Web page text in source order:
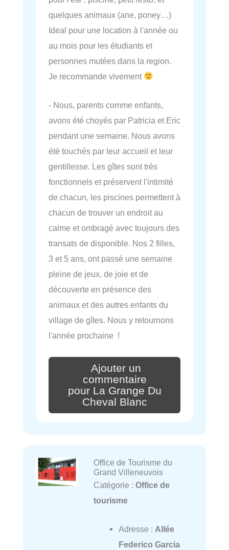
quelques animaux (ane, poney…)
Ideal pour une location à l'année ou
au mois pour les étudiants et
personnes mutées dans la region.
Je recommande vivement
- Nous, parents comme enfants,
avons été choyés par Patricia et Eric
pendant une semaine. Nous avons
été touchés par leur accueil et leur
gentillesse. Les gîtes sont très
fonctionnels et préservent l'intimité
de chacun, les piscines permettent à
chacun de trouver un endroit au
calme et ombragé avec toujours des
transats de disponible. Nos 2 filles,
3 et 5 ans, ont passé une semaine
pleine de jeux, de joie et de
découverte en présence des
animaux et des autres enfants du
village de gîtes. Nous y retournons
l'année prochaine !
Ajouter un
commentaire
pour La Grange Du
Cheval Blanc
Office de Tourisme du
Grand Villeneuvois
Catégorie : Office de
tourisme
Adresse : Allée
Federico Garcia